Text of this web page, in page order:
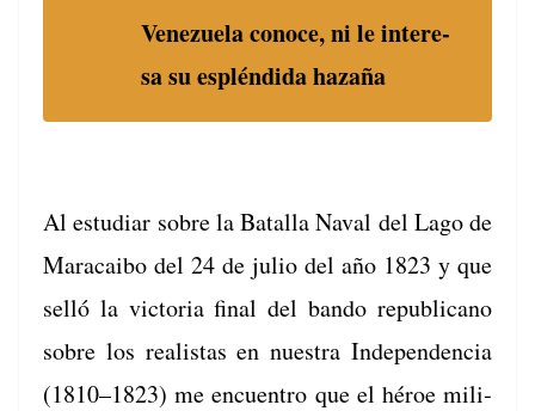
Venezuela conoce, ni le intere­
sa su esplén­di­da hazaña
Al estu­di­ar sobre la Batal­la Naval del Lago de
Mara­cai­bo del 24 de julio del año 1823 y que
sel­ló la vic­to­ria final del ban­do repub­li­cano
sobre los real­is­tas en nues­tra Inde­pen­den­cia
(1810–1823) me encuen­tro que el héroe mil­i­